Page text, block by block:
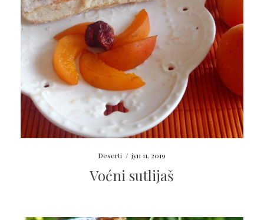
Deserti / јун 11, 2019
Voćni sutlijaš